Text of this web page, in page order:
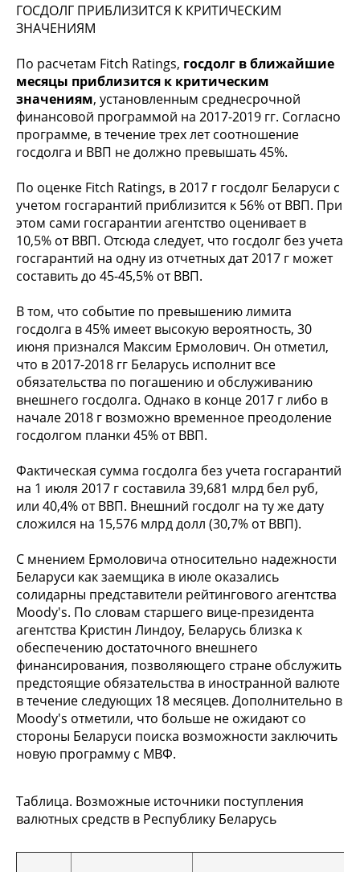
ГОСДОЛГ ПРИБЛИЗИТСЯ К КРИТИЧЕСКИМ
ЗНАЧЕНИЯМ
По расчетам Fitch Ratings, госдолг в ближайшие
месяцы приблизится к критическим
значениям, установленным среднесрочной
финансовой программой на 2017-2019 гг. Согласно
программе, в течение трех лет соотношение
госдолга и ВВП не должно превышать 45%.
По оценке Fitch Ratings, в 2017 г госдолг Беларуси с
учетом госгарантий приблизится к 56% от ВВП. При
этом сами госгарантии агентство оценивает в
10,5% от ВВП. Отсюда следует, что госдолг без учета
госгарантий на одну из отчетных дат 2017 г может
составить до 45-45,5% от ВВП.
В том, что событие по превышению лимита
госдолга в 45% имеет высокую вероятность, 30
июня признался Максим Ермолович. Он отметил,
что в 2017-2018 гг Беларусь исполнит все
обязательства по погашению и обслуживанию
внешнего госдолга. Однако в конце 2017 г либо в
начале 2018 г возможно временное преодоление
госдолгом планки 45% от ВВП.
Фактическая сумма госдолга без учета госгарантий
на 1 июля 2017 г составила 39,681 млрд бел руб,
или 40,4% от ВВП. Внешний госдолг на ту же дату
сложился на 15,576 млрд долл (30,7% от ВВП).
C мнением Ермоловича относительно надежности
Беларуси как заемщика в июле оказались
солидарны представители рейтингового агентства
Moody's. По словам старшего вице-президента
агентства Кристин Линдоу, Беларусь близка к
обеспечению достаточного внешнего
финансирования, позволяющего стране обслужить
предстоящие обязательства в иностранной валюте
в течение следующих 18 месяцев. Дополнительно в
Moody's отметили, что больше не ожидают со
стороны Беларуси поиска возможности заключить
новую программу с МВФ.
Таблица. Возможные источники поступления
валютных средств в Республику Беларусь